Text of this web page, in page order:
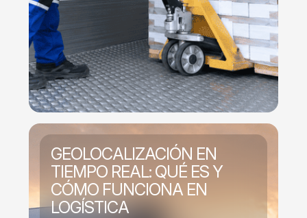
GEOLOCALIZACIÓN EN
TIEMPO REAL: QUÉ ES Y
CÓMO FUNCIONA EN
LOGÍSTICA